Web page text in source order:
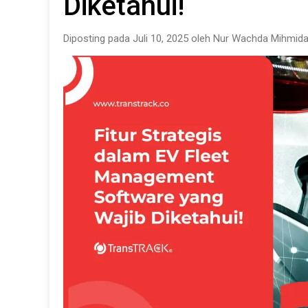
Diposting pada Juli 10, 2025 oleh Nur Wachda